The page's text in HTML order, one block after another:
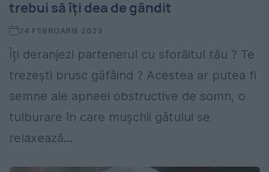
trebui să îți dea de gândit
24 FEBRUARIE 2023
Îți deranjezi partenerul cu sforăitul tău ? Te
trezești brusc gâfâind ? Acestea ar putea fi
semne ale apneei obstructive de somn, o
tulburare în care mușchii gâtului se
relaxează...